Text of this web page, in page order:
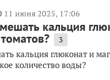
11 июня 2025, 17:06
кальция
3
кальция глюконат и
количество воды?